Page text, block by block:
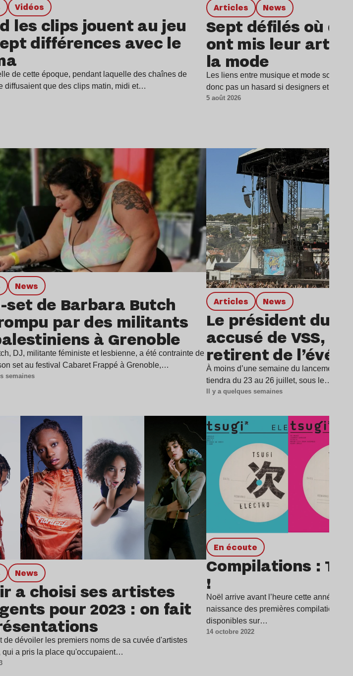
Vidéos
les clips jouent au jeu
différences avec le
de cette époque, pendant laquelle des chaînes de
diffusaient que des clips matin, midi et…
Articles news
Sept défilés où
ont mis leur art
la mode
Les liens entre musique et mode sont
donc pas un hasard si designers et
5 août 2026
news
set de Barbara Butch
par des militants
à Grenoble
DJ, militante féministe et lesbienne, a été contrainte de
set au festival Cabaret Frappé à Grenoble,…
semaines
Articles news
Le président du
accusé de VSS,
retirent de
À moins d’une semaine du lancement
tiendra du 23 au 26 juillet, sous le…
Il y a quelques semaines
Lire l’article Lire l’article
news
a choisi ses artistes
pour 2023 : on fait
de dévoiler les premiers noms de sa cuvée d'artistes
qui a pris la place qu'occupaient…
en écoute
Compilations :
!
Noël arrive avant l’heure cette année. Le
naissance des premières compilations
disponibles sur…
14 octobre 2022
Lire l’article Lire l’article